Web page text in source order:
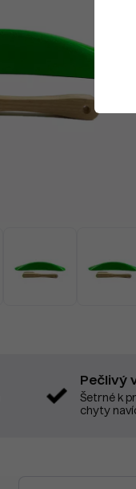
Pečlivý
Šetrné k
chyty